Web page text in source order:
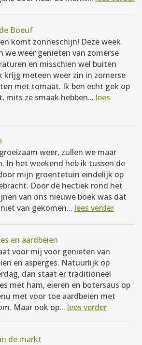
Boeuf
komt zonneschijn! Deze week
we weer genieten van zomerse
en misschien wel buiten
krijg meteen weer zin in zomerse
met tomaat. Ik ben echt gek op
mits ze smaak hebben... lees
weer, zullen we maar
In het weekend heb ik tussen de
mijn groentetuin eindelijk op
Door de hectiek rond het
van ons nieuwe boek was dat
van gekomen... lees verder
en aardbeien
voor mij voor genieten van
en asperges. Natuurlijk op
dan staat er traditioneel
met ham, eieren en botersaus op
met voor toe aardbeien met
Maar ook op... lees verder
de markt